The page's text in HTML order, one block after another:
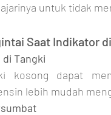
untuk tidak
Saat Indikator
Tangki
kosong dapat
lebih mudah